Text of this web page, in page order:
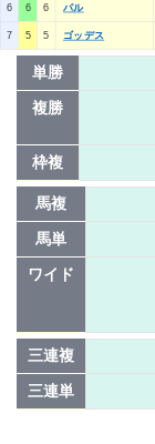
6 6 6 パル
7 5 5 ゴッデス
単勝
複勝
枠複
馬複
馬単
ワイド
三連複
三連単